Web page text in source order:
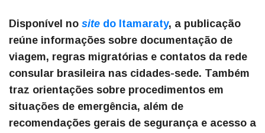
Disponível no site do Itamaraty, a publicação
reúne informações sobre documentação de
viagem, regras migratórias e contatos da rede
consular brasileira nas cidades-sede. Também
traz orientações sobre procedimentos em
situações de emergência, além de
recomendações gerais de segurança e acesso a